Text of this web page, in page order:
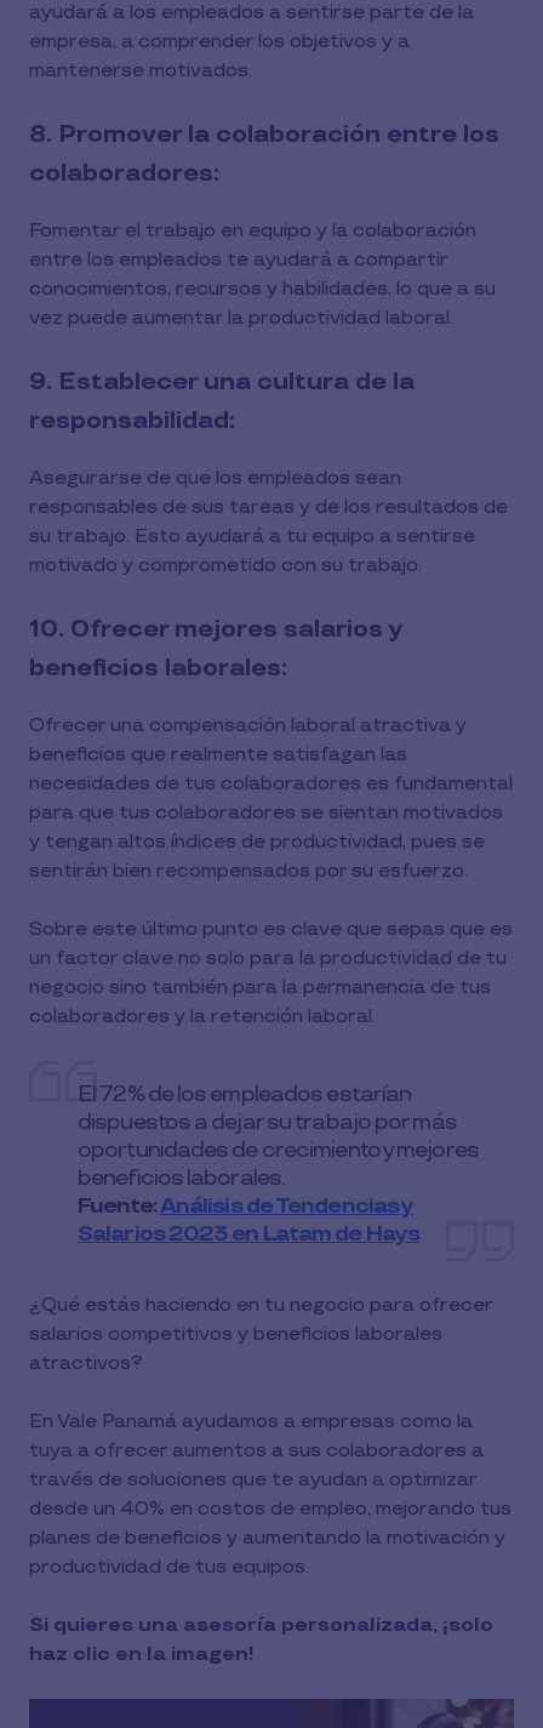
ayudará a los empleados a sentirse parte de la
empresa, a comprender los objetivos y a
mantenerse motivados.
8. Promover la colaboración entre los
colaboradores:
Fomentar el trabajo en equipo y la colaboración
entre los empleados te ayudará a compartir
conocimientos, recursos y habilidades, lo que a su
vez puede aumentar la productividad laboral.
9. Establecer una cultura de la
responsabilidad:
Asegurarse de que los empleados sean
responsables de sus tareas y de los resultados de
su trabajo. Esto ayudará a tu equipo a sentirse
motivado y comprometido con su trabajo.
10. Ofrecer mejores salarios y
beneficios laborales:
Ofrecer una compensación laboral atractiva y
beneficios que realmente satisfagan las
necesidades de tus colaboradores es fundamental
para que tus colaboradores se sientan motivados
y tengan altos índices de productividad, pues se
sentirán bien recompensados por su esfuerzo.
Sobre este último punto es clave que sepas que es
un factor clave no solo para la productividad de tu
negocio sino también para la permanencia de tus
colaboradores y la retención laboral.
El 72% de los empleados estarían
dispuestos a dejar su trabajo por más
oportunidades de crecimiento y mejores
beneficios laborales.
Fuente:Análisis de Tendencias y
Salarios 2023 en Latam de Hays
¿Qué estás haciendo en tu negocio para ofrecer
salarios competitivos y beneficios laborales
atractivos?
En Vale Panamá ayudamos a empresas como la
tuya a ofrecer aumentos a sus colaboradores a
través de soluciones que te ayudan a optimizar
desde un 40% en costos de empleo, mejorando tus
planes de beneficios y aumentando la motivación y
productividad de tus equipos.
Si quieres una asesoría personalizada, ¡solo
haz clic en la imagen!